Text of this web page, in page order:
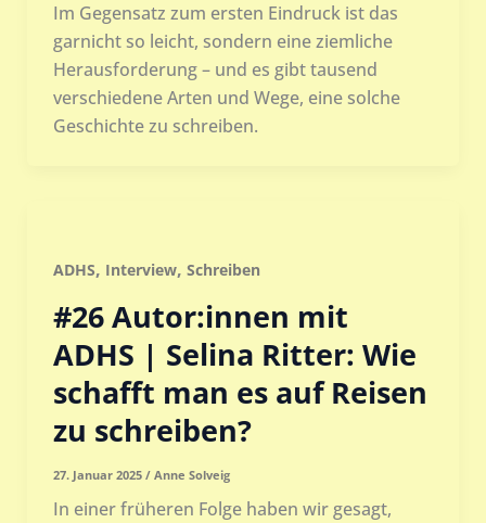
Im Gegensatz zum ersten Eindruck ist das
garnicht so leicht, sondern eine ziemliche
Herausforderung – und es gibt tausend
verschiedene Arten und Wege, eine solche
Geschichte zu schreiben.
ADHS, Interview, Schreiben
#26 Autor:innen mit
ADHS | Selina Ritter: Wie
schafft man es auf Reisen
zu schreiben?
27. Januar 2025 / Anne Solveig
In einer früheren Folge haben wir gesagt,